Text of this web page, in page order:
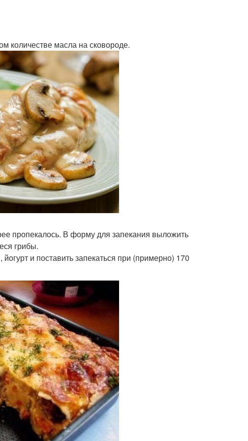
количестве масла на сковороде.
пропекалось. В форму для запекания выложить
грибы.
и поставить запекаться при (примерно) 170